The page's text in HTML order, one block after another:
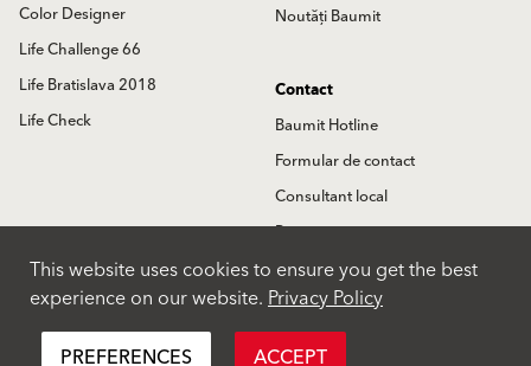
Color Designer
Life Challenge 66
Life Bratislava 2018
Life Check
Noutăți Baumit
Contact
Baumit Hotline
Formular de contact
Consultant local
Partneri
Locatii
International
This website uses cookies to ensure you get the best
experience on our website.Privacy Policy
PREFERENCES
ACCEPT